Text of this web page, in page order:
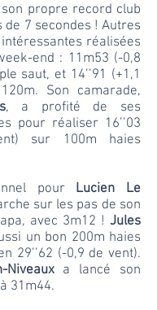
propre record club
de 7 secondes ! Autres
réalisées
end : 11m53 (-0,8
saut, et 14’’91 (+1,1
Son camarade,
, a profité de ses
pour réaliser 16’’03
sur 100m haies
pour Lucien Le
sur les pas de son
avec 3m12 ! Jules
un bon 200m haies
29’’62 (-0,9 de vent).
Niveauxa lancé son
31m44.